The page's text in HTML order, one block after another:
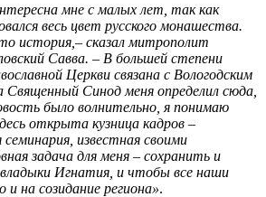
мне с малых лет, так как
весь цвет русского монашества.
история,– сказал митрополит
Савва. – В большей степени
Церкви связана с Вологодским
Священный Синод меня определил сюда,
было волнительно, я понимаю
открыта кузница кадров –
семинария, известная своими
задача для меня – сохранить и
Игнатия, и чтобы все наши
и на созидание региона».